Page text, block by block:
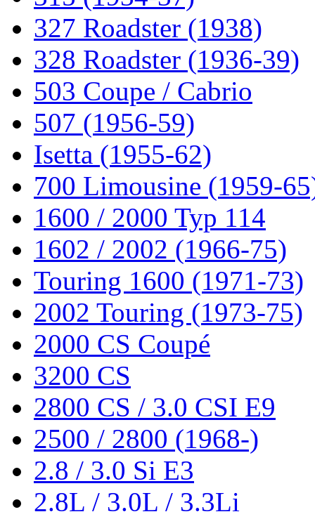
327 Roadster (1938)
328 Roadster (1936-39)
503 Coupe / Cabrio
507 (1956-59)
Isetta (1955-62)
700 Limousine (1959-
1600 / 2000 Typ 114
1602 / 2002 (1966-75)
Touring 1600 (1971-73)
2002 Touring (1973-75)
2000 CS Coupé
3200 CS
2800 CS / 3.0 CSI E9
2500 / 2800 (1968-)
2.8 / 3.0 Si E3
2.8L / 3.0L / 3.3Li